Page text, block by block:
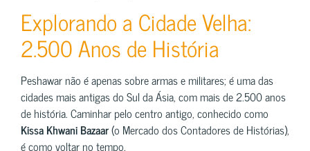
Explorando a Cidade Velha:
2.500 Anos de História
Peshawar não é apenas sobre armas e militares; é uma das
cidades mais antigas do Sul da Ásia, com mais de 2.500 anos
de história. Caminhar pelo centro antigo, conhecido como
Kissa Khwani Bazaar(o Mercado dos Contadores de Histórias),
é como voltar no tempo.